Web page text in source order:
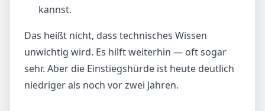
kannst.
Das heißt nicht, dass technisches Wissen
unwichtig wird. Es hilft weiterhin — oft sogar
sehr. Aber die Einstiegshürde ist heute deutlich
niedriger als noch vor zwei Jahren.